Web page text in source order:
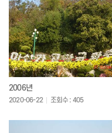
2006년
2020-06-22 조회수 : 405